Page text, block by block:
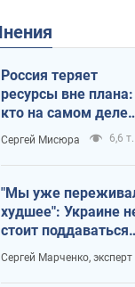
Мнения
Россия теряет
ресурсы вне плана:
кто на самом деле
диктует темп войны
Сергей Мисюра 6,6 т.
"Мы уже
худшее": Украине
стоит поддаваться
отчаянию из-за
ракетного террора
Сергей Марченко, эксперт